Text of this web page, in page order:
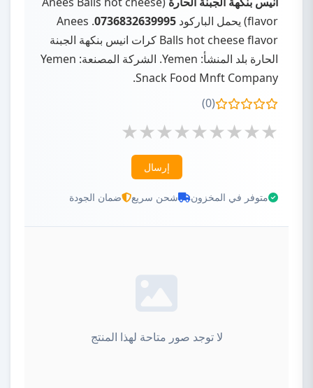
flavor) يحمل الباركود
0736832639995
. Anees
Balls hot cheese flavor كرات انيس بنكهة الجبنة
الحارة بلد المنشأ: Yemen. الشركة المصنعة: Yemen
Snack Food Mnft Company.
(0)
إرسال
متوفر في المخزون شحن سريع ضمان الجودة
لا توجد صور متاحة لهذا المنتج